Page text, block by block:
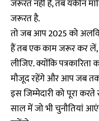
जरूरत नहीं है, तब यकीन
जरूरत है.
तो जब आप 2025 को
हैं तब एक काम जरूर कर लें,
लीजिए. क्योंकि पत्रकारिता
मौजूद रहेंगे और आप जब तक
इस जिम्मेदारी को पूरा
साल में जो भी चुनौतियां